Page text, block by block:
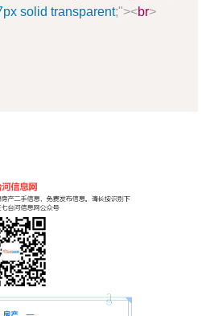
solid transparent;"><br>